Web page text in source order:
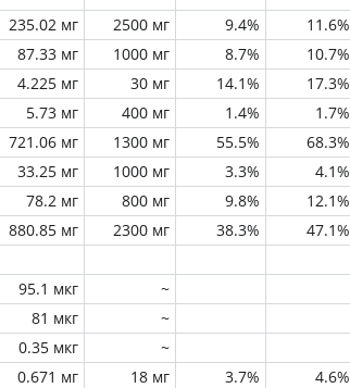
235.02 мг 2500 мг 9.4% 11.6%
87.33 мг 1000 мг 8.7% 10.7%
4.225 мг 30 мг 14.1% 17.3%
5.73 мг 400 мг 1.4% 1.7%
721.06 мг 1300 мг 55.5% 68.3%
33.25 мг 1000 мг 3.3% 4.1%
78.2 мг 800 мг 9.8% 12.1%
880.85 мг 2300 мг 38.3% 47.1%
95.1 мкг
~
81 мкг
~
0.35 мкг
~
0.671 мг 18 мг 3.7% 4.6%